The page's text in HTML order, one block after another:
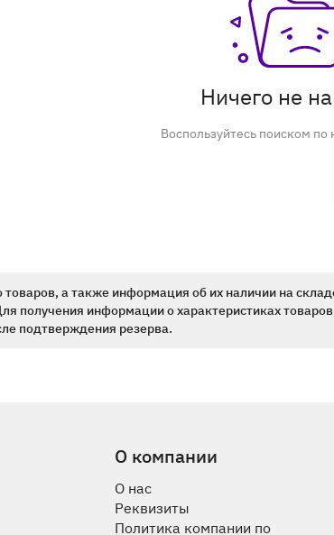
Ничего не
Воспользуйтесь поиском по
а также информация об их наличии на
получения информации о характеристиках
подтверждения резерва.
О компании
О нас
Реквизиты
Политика компании по